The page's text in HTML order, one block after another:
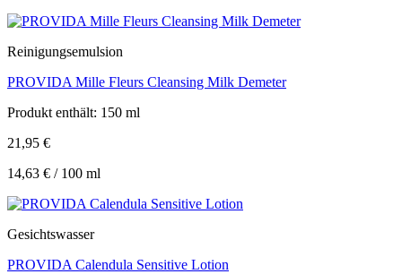
Reinigungsemulsion
PROVIDA Mille Fleurs Cleansing Milk Demeter
Produkt enthält: 150 ml
21,95 €
14,63 € / 100 ml
Gesichtswasser
PROVIDA Calendula Sensitive Lotion